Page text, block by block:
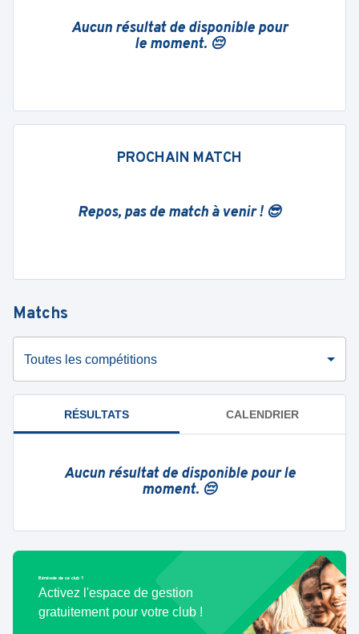
Aucun résultat de disponible pour
le moment. 😔
PROCHAIN MATCH
Repos, pas de match à venir ! 😎
Matchs
Toutes les compétitions
RÉSULTATS CALENDRIER
Aucun résultat de disponible pour le
moment. 😔
Bénévole de ce club ?
Activez l'espace de gestion
gratuitement pour votre club !